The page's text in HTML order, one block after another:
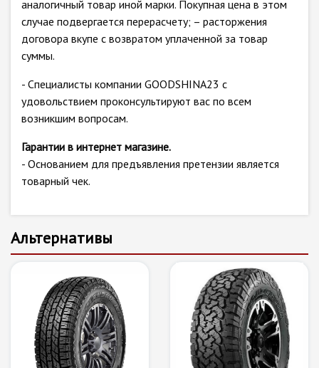
аналогичный товар иной марки. Покупная цена в этом
случае подвергается перерасчету; – расторжения
договора вкупе с возвратом уплаченной за товар
суммы.
- Специалисты компании GOODSHINA23 с
удовольствием проконсультируют вас по всем
возникшим вопросам.
Гарантии в интернет магазине.
- Основанием для предъявления претензии является
товарный чек.
Альтернативы